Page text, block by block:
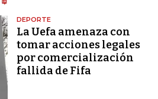
DEPORTE
La Uefa amenaza con
tomar acciones legales
por comercialización
fallida de Fifa